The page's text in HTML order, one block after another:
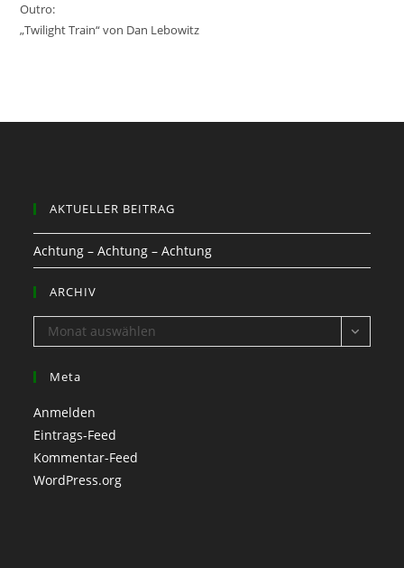
Outro:
„Twilight Train“ von Dan Lebowitz
AKTUELLER BEITRAG
Achtung – Achtung – Achtung
ARCHIV
ARCHIV
Monat auswählen
Meta
Anmelden
Eintrags-Feed
Kommentar-Feed
WordPress.org